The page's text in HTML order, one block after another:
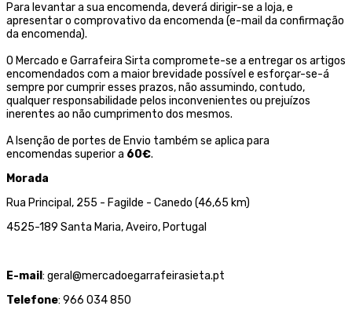
Para levantar a sua encomenda, deverá dirigir-se a loja, e
apresentar o comprovativo da encomenda (e-mail da confirmação
da encomenda).
O Mercado e Garrafeira Sirta compromete-se a entregar os artigos
encomendados com a maior brevidade possível e esforçar-se-á
sempre por cumprir esses prazos, não assumindo, contudo,
qualquer responsabilidade pelos inconvenientes ou prejuízos
inerentes ao não cumprimento dos mesmos.
A Isenção de portes de Envio também se aplica para
encomendas superior a 60€.
Morada
Rua Principal, 255 - Fagilde - Canedo (46,65 km)
4525-189 Santa Maria, Aveiro, Portugal
E-mail: geral@mercadoegarrafeirasieta.pt
Telefone: 966 034 850